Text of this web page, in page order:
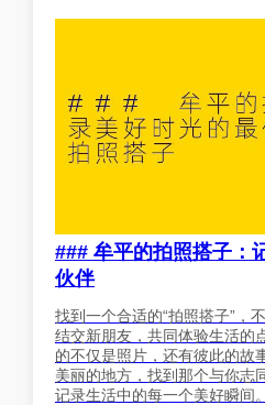
### 牟平的拍照搭子：
伙伴
找到一个合适的“拍照搭子”，
结交新朋友，共同体验生活的
的不仅是照片，还有彼此的故
美丽的地方，找到那个与你志
记录生活中的每一个美好瞬间。